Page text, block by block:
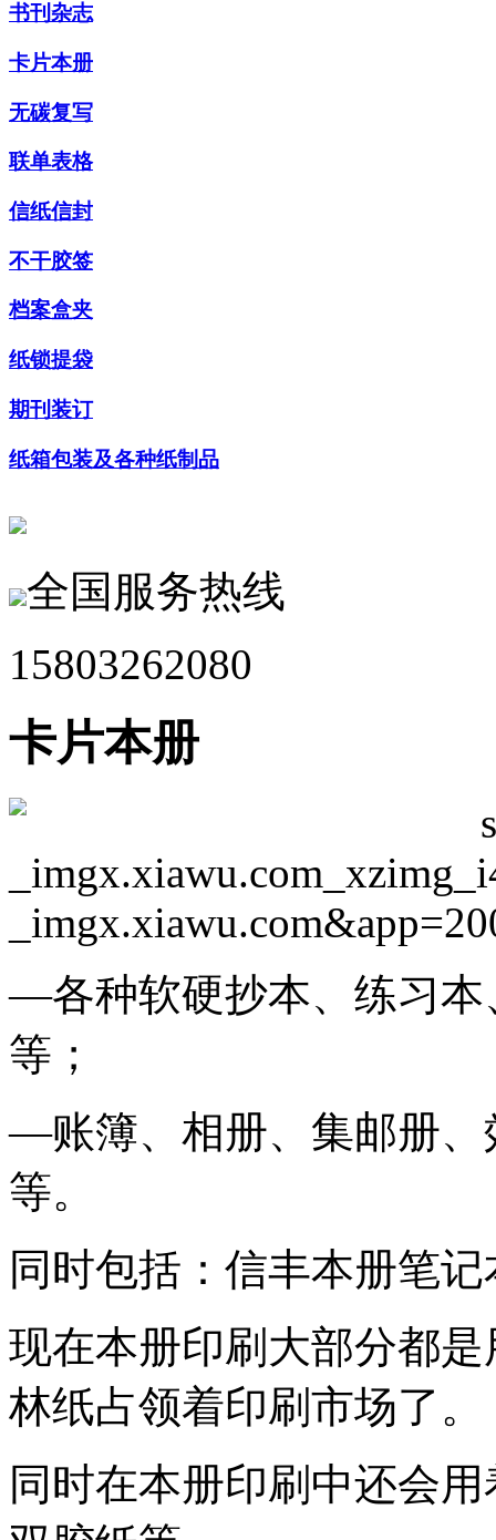
书刊杂志
卡片本册
无碳复写
联单表格
信纸信封
不干胶签
档案盒夹
纸锁提袋
期刊装订
纸箱包装及各种纸制品
全国服务热线
15803262080
卡片本册
—各种软硬抄本、练习本
等；
—账簿、相册、集邮册、
等。
同时包括：信丰本册笔
现在本册印刷大部分都
林纸占领着印刷市场了。
同时在本册印刷中还会